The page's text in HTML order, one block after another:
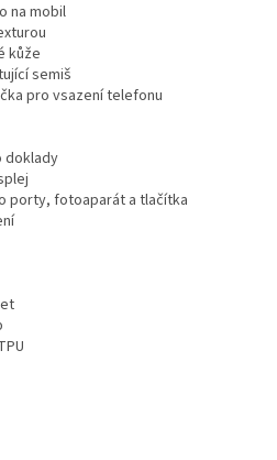
na mobil
kůže
semiš
pro vsazení telefonu
doklady
porty, fotoaparát a tlačítka